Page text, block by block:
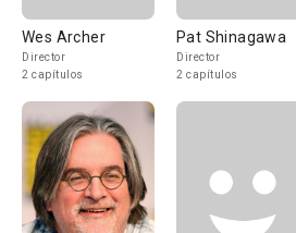
Wes Archer
Director
2 capítulos
Pat Shinagawa
Director
2 capítulos